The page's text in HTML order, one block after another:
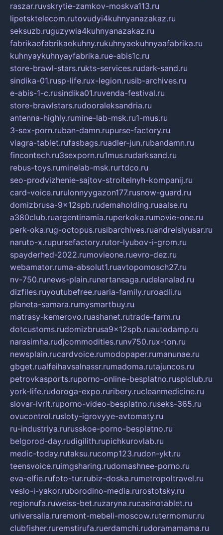
raszar.ruvskrytie-zamkov-moskva113.ru
lipetsktelecom.rutovudyi4kuhnyanazakaz.ru
seksuzb.ruguzywia4kuhnyanazakaz.ru
fabrikaofabrikaokuhny.rukuhnyaekuhnyaafabrika.ru
kuhnyaykuhnyayfabrika.rue-abis1c.ru
store-brawl-stars.rukts-services.rudark-sand.ru
sindika-01.rusp-life.rux-legion.rusib-archives.ru
e-abis-1-c.rusindika01.ruvenda-festival.ru
store-brawlstars.rudooraleksandria.ru
antenna-highly.rumine-lab-msk.ru1-mus.ru
3-sex-porn.ruban-damn.rupurse-factory.ru
viagra-tablet.rufasbags.ruadler-jun.rubandamn.ru
fincontech.ru3sexporn.ru1mus.rudarksand.ru
rebus-toys.ruminelab-msk.rurtdco.ru
seo-prodvizhenie-sajtov-stroitelnyh-kompanij.ru
card-voice.rurulonnyygazon177.rusnow-guard.ru
domizbrusa-9x12spb.rudemaholding.ruaalse.ru
a380club.ruargentinamia.ruperkoka.rumovie-one.ru
perk-oka.rug-octopus.rusibarchives.ruandreislyusar.ru
naruto-x.rupursefactory.rutor-lyubov-i-grom.ru
spayderhed-2022.rumovieone.ruevro-dez.ru
webamator.ruma-absolut1.ruavtopomosch27.ru
nv-750.runews-plain.runertansaga.rudelanalad.ru
dizfiles.ruyoutubefree.ruaria-family.ruroadli.ru
planeta-samara.rumysmartbuy.ru
matrasy-kemerovo.ruashanet.rutrade-farm.ru
dotcustoms.rudomizbrusa9x12spb.ruautodamp.ru
narasimha.rudjcommodities.runv750.rux-ton.ru
newsplain.rucardvoice.rumodopaper.rumanunae.ru
gbget.rualfeihavsalnassr.rumadoma.rutajuncos.ru
petrovkasports.ruporno-online-besplatno.rusplclub.ru
york-life.rudoroga-expo.ruribery.rucleanmedicine.ru
slovar-ivrit.ruporno-video-besplatno.ruseks-365.ru
ovucontrol.rusloty-igrovyye-avtomaty.ru
ru-industriya.rurusskoe-porno-besplatno.ru
belgorod-day.rudigilith.rupichkurovlab.ru
medic-today.rutaksu.rucomp123.rudon-ykt.ru
teensvoice.ruimgsharing.rudomashnee-porno.ru
eva-elfie.rufoto-tur.rubiz-doska.rumetropoltravel.ru
veslo-i-yakor.ruborodino-media.rurostotsky.ru
regionufa.ruweiss-bet.ruzaryna.rucasinotablet.ru
universalia.ruremont-mebeli-moscow.rutermomur.ru
clubfisher.ruremstirufa.ruerdamchi.rudoramamama.ru